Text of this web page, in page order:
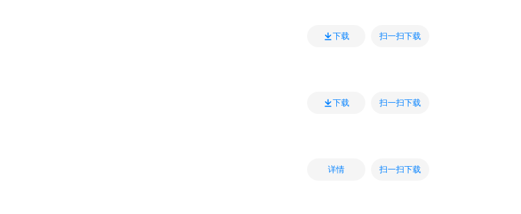
下载 扫一扫下载
下载 扫一扫下载
详情 扫一扫下载